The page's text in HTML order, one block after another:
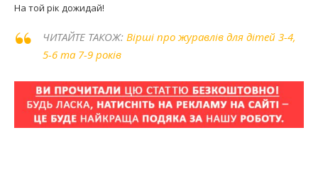
На той рік дожидай!
ЧИТАЙТЕ ТАКОЖ: Вірші про журавлів для дітей 3-4,
5-6 та 7-9 років